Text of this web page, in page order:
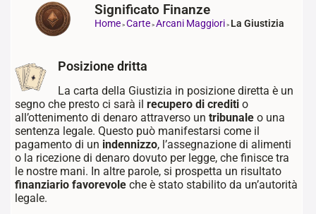
Significato Finanze
Home> Carte> Arcani Maggiori > La Giustizia
Posizione dritta
La carta della Giustizia in posizione diretta è un
segno che presto ci sarà il recupero di crediti o
all’ottenimento di denaro attraverso un tribunale o una
sentenza legale. Questo può manifestarsi come il
pagamento di un indennizzo, l’assegnazione di alimenti
o la ricezione di denaro dovuto per legge, che finisce tra
le nostre mani. In altre parole, si prospetta un risultato
finanziario favorevole che è stato stabilito da un’autorità
legale.